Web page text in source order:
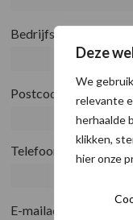
Deze
We
relevante
herhaalde
klikken,
hier onze
Bedrijfsnaam
Postcode
Telefoon
E-mailadres